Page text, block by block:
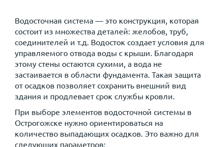
Водосточная система — это конструкция, которая
состоит из множества деталей: желобов, труб,
соединителей и т.д. Водосток создает условия для
управляемого отвода воды с крыши. Благодаря
этому стены остаются сухими, а вода не
застаивается в области фундамента. Такая защита
от осадков позволяет сохранить внешний вид
здания и продлевает срок службы кровли.
При выборе элементов водосточной системы в
Острогожске нужно ориентироваться на
количество выпадающих осадков. Это важно для
следующих параметров: